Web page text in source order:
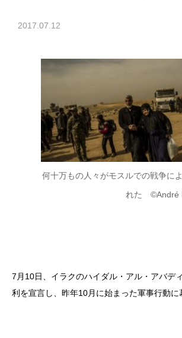
2017.07.12
何十万もの人々がモスルでの戦争に
れた ©André
7月10日、イラクのハイダル・アル・アバデ
利を宣言し、昨年10月に始まった軍事行動に